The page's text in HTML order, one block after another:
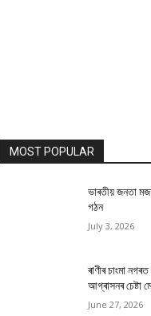
MOST POPULAR
ভাৰতীয় জনতা
গঠন
July 3, 2026
ৰাণীৰ চাংমা
আগ্ৰাসনৰ চেষ্টা
June 27, 2026